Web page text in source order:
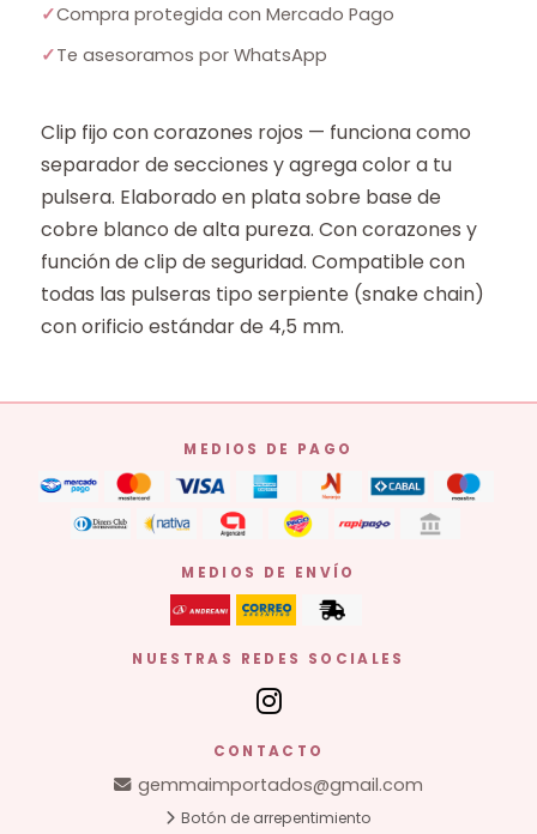
✓Compra protegida con Mercado Pago
✓Te asesoramos por WhatsApp
Clip fijo con corazones rojos — funciona como
separador de secciones y agrega color a tu
pulsera. Elaborado en plata sobre base de
cobre blanco de alta pureza. Con corazones y
función de clip de seguridad. Compatible con
todas las pulseras tipo serpiente (snake chain)
con orificio estándar de 4,5 mm.
MEDIOS DE PAGO
MEDIOS DE ENVÍO
NUESTRAS REDES SOCIALES
CONTACTO
gemmaimportados@gmail.com
Botón de arrepentimiento